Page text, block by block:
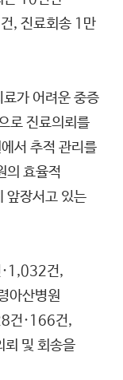
, 진료회송 1만
가 어려운 중증
로 진료의뢰를
서 추적 관리를
의 효율적
앞장서고 있는
·1,032건,
아산병원
건·166건,
및 회송을